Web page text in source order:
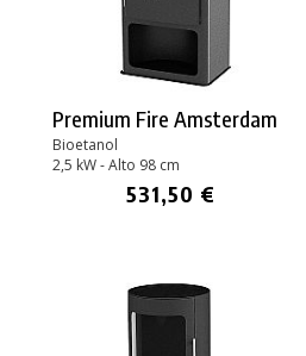
Premium Fire Amsterdam
Bioetanol
2,5 kW - Alto 98 cm
531,50 €